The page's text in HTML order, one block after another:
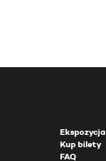
Ekspozycja
Kup bilety
FAQ